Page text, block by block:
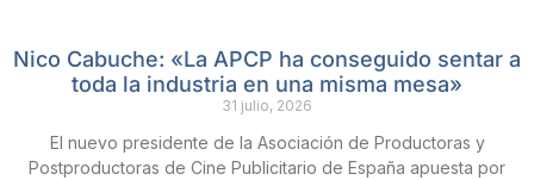
Nico Cabuche: «La APCP ha conseguido sentar a
toda la industria en una misma mesa»
31 julio, 2026
El nuevo presidente de la Asociación de Productoras y
Postproductoras de Cine Publicitario de España apuesta por